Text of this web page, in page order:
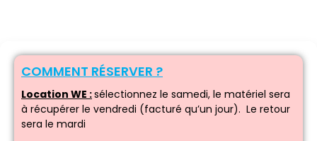
COMMENT RÉSERVER ?
Location WE :sélectionnez le samedi, le matériel sera
à récupérer le vendredi (facturé qu’un jour). Le retour
sera le mardi